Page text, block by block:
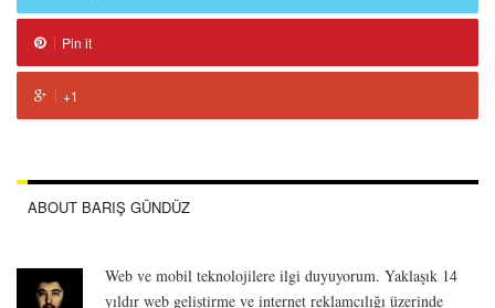
Pin it
+1
ABOUT BARIŞ GÜNDÜZ
Web ve mobil teknolojilere ilgi duyuyorum. Yaklaşık 14
yıldır web geliştirme ve internet reklamcılığı üzerinde